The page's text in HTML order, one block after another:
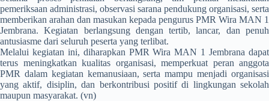
pemeriksaan administrasi, observasi sarana pendukung organisasi, serta
memberikan arahan dan masukan kepada pengurus PMR Wira MAN 1
Jembrana. Kegiatan berlangsung dengan tertib, lancar, dan penuh
antusiasme dari seluruh peserta yang terlibat.
Melalui kegiatan ini, diharapkan PMR Wira MAN 1 Jembrana dapat
terus meningkatkan kualitas organisasi, memperkuat peran anggota
PMR dalam kegiatan kemanusiaan, serta mampu menjadi organisasi
yang aktif, disiplin, dan berkontribusi positif di lingkungan sekolah
maupun masyarakat. (vn)